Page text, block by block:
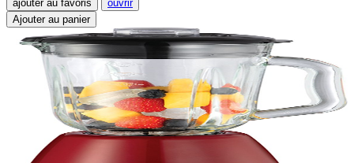
ajouter au favoris
ouvrir
Ajouter au panier